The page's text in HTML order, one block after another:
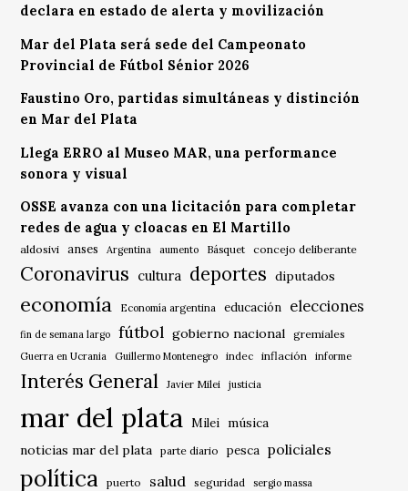
declara en estado de alerta y movilización
Mar del Plata será sede del Campeonato
Provincial de Fútbol Sénior 2026
Faustino Oro, partidas simultáneas y distinción
en Mar del Plata
Llega ERRO al Museo MAR, una performance
sonora y visual
OSSE avanza con una licitación para completar
redes de agua y cloacas en El Martillo
aldosivi anses Argentina aumento Básquet concejo deliberante
Coronavirus cultura deportes diputados
economía Economía argentina educación elecciones
fin de semana largo fútbol gobierno nacional gremiales
Guerra en Ucrania Guillermo Montenegro indec inflación informe
Interés General Javier Milei justicia
mar del plata Milei música
noticias mar del plata
parte diario pesca policiales
política puerto salud seguridad sergio massa